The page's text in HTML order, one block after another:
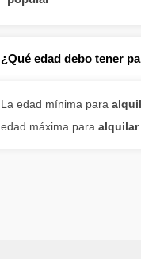
¿Qué edad debo tener
La edad mínima para
edad máxima para alquilar